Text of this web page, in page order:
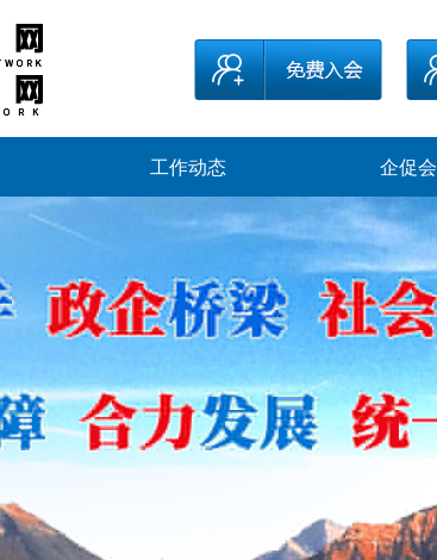
工作动态 企促会